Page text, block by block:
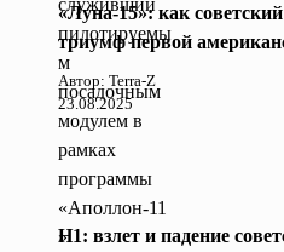
«Луна-15»: как
триумф первой
Автор: Terra-Z
23.08.2025
Н1: взлет и падение